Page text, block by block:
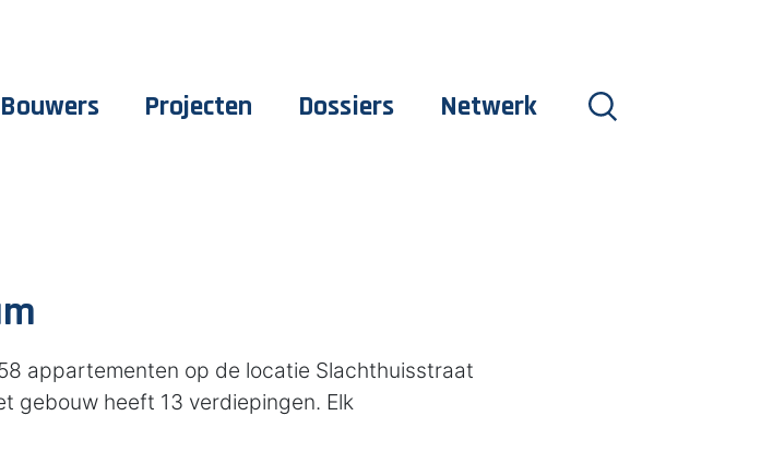
Bouwers Projecten Dossiers Netwerk
appartementen op de locatie Slachthuisstraat
gebouw heeft 13 verdiepingen. Elk